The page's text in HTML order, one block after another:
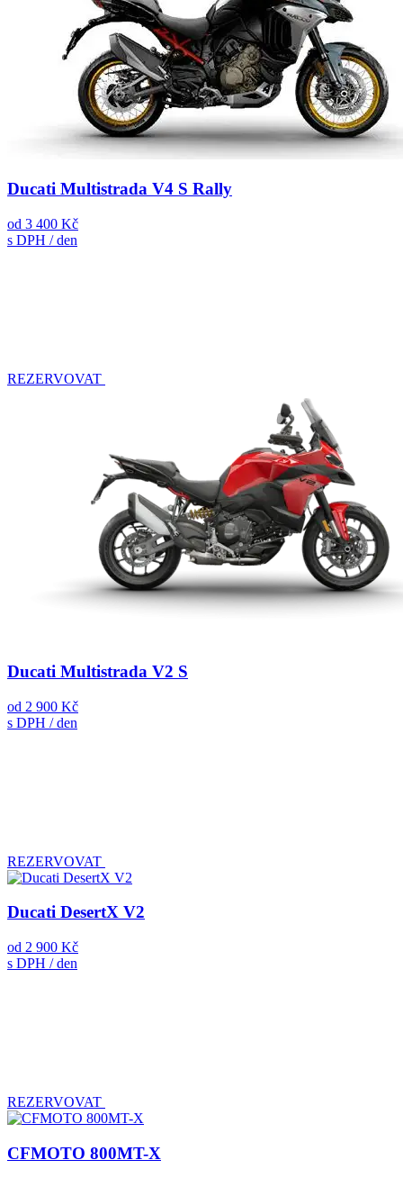
Ducati Multistrada V4 S Rally
od 3 400 Kč
s DPH / den
REZERVOVAT
Ducati Multistrada V2 S
od 2 900 Kč
s DPH / den
REZERVOVAT
Ducati DesertX V2
od 2 900 Kč
s DPH / den
REZERVOVAT
CFMOTO 800MT-X